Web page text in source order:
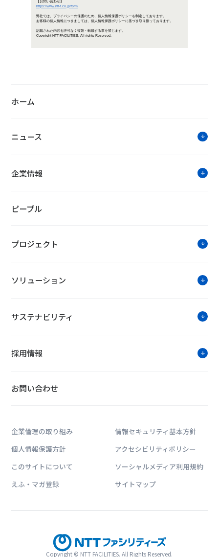
「NTTファシリティーズジャーナル
ソリ
工場向け設備オペレーション最適化
パーなどお客様課題解決に貢献する情報サ
ホーム
ニュース
企業情報
ピープル
プロジェクト
ソリューション
サステナビリティ
採用情報
お問い合わせ
企業倫理の取り組み
情報セキュリティ基本方針
個人情報保護方針
アクセシビリティポリシー
このサイトについて
ソーシャルメディア利用規約
えふ・マガ登録
サイトマップ
Copyright © NTT FACILITIES. All Rights Reserved.